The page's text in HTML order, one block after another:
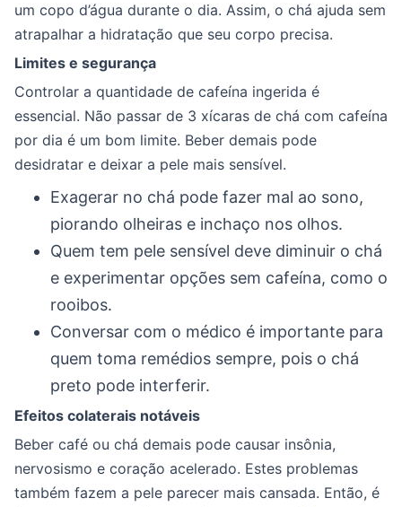
um copo d’água durante o dia. Assim, o chá ajuda sem
atrapalhar a hidratação que seu corpo precisa.
Limites e segurança
Controlar a quantidade de cafeína ingerida é
essencial. Não passar de 3 xícaras de chá com cafeína
por dia é um bom limite. Beber demais pode
desidratar e deixar a pele mais sensível.
Exagerar no chá pode fazer mal ao sono,
piorando olheiras e inchaço nos olhos.
Quem tem pele sensível deve diminuir o chá
e experimentar opções sem cafeína, como o
rooibos.
Conversar com o médico é importante para
quem toma remédios sempre, pois o chá
preto pode interferir.
Efeitos colaterais notáveis
Beber café ou chá demais pode causar insônia,
nervosismo e coração acelerado. Estes problemas
também fazem a pele parecer mais cansada. Então, é